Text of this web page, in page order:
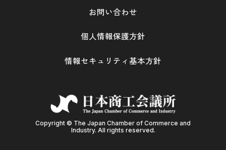
Copyright © The Japan Chamber of Commerce and
Industry. All rights reserved.
お問い合わせ
個人情報保護方針
情報セキュリティ基本方針